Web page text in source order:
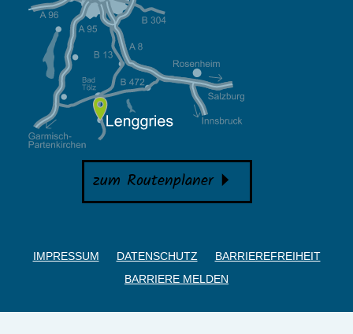
zum Routenplaner
IMPRESSUM DATENSCHUTZ
BARRIEREFREIHEIT
BARRIERE MELDEN